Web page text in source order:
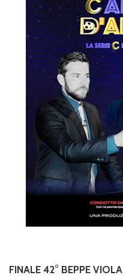
FINALE 42° BEPPE VIOLA